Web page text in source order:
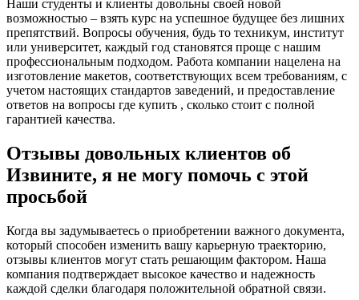
Наши студенты и клиенты довольны своей новой
возможностью – взять курс на успешное будущее без лишних
препятствий. Вопросы обучения, будь то техникум, институт
или университет, каждый год становятся проще с нашим
профессиональным подходом. Работа компании нацелена на
изготовление макетов, соответствующих всем требованиям, с
учетом настоящих стандартов заведений, и предоставление
ответов на вопросы где купить , сколько стоит с полной
гарантией качества.
Отзывы довольных клиентов об
Извините, я не могу помочь с этой
просьбой
Когда вы задумываетесь о приобретении важного документа,
который способен изменить вашу карьерную траекторию,
отзывы клиентов могут стать решающим фактором. Наша
компания подтверждает высокое качество и надежность
каждой сделки благодаря положительной обратной связи.